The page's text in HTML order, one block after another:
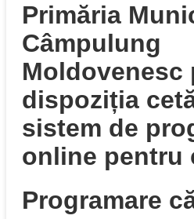
Primăria
Câmpulung
Moldovenesc
dispoziția
sistem de
online pentru
Programare